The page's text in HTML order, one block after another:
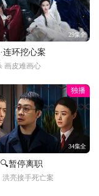
29集全
连环挖心案
画皮难画心
独播
34集全
暂停离职
洪亮接手死亡案